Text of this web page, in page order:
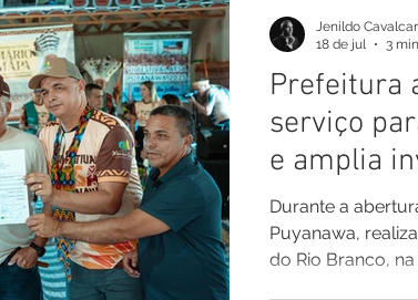
nos ramais do 20,
Prefeitura
serviço
e amplia
Indígena
abertura
Puyanawa
Durante a
Puyanawa,
do Rio Branco,
Jenildo
18 de jul
3